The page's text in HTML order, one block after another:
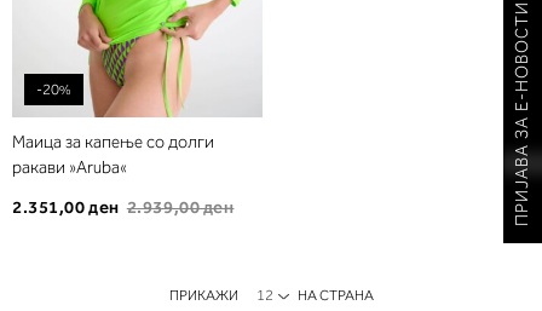
-20%
Маица за капење со долги
ракави »Aruba«
2.351,00 ден 2.939,00 ден
ПРИКАЖИ НА СТРАНА
ПРИЈАВА ЗА Е-НОВОСТИ